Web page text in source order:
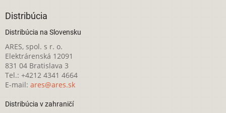
Distribúcia
Distribúcia na Slovensku
ARES, spol. s r. o.
Elektrárenská 12091
831 04 Bratislava 3
Tel.: +4212 4341 4664
E-mail: ares@ares.sk
Distribúcia v zahraničí